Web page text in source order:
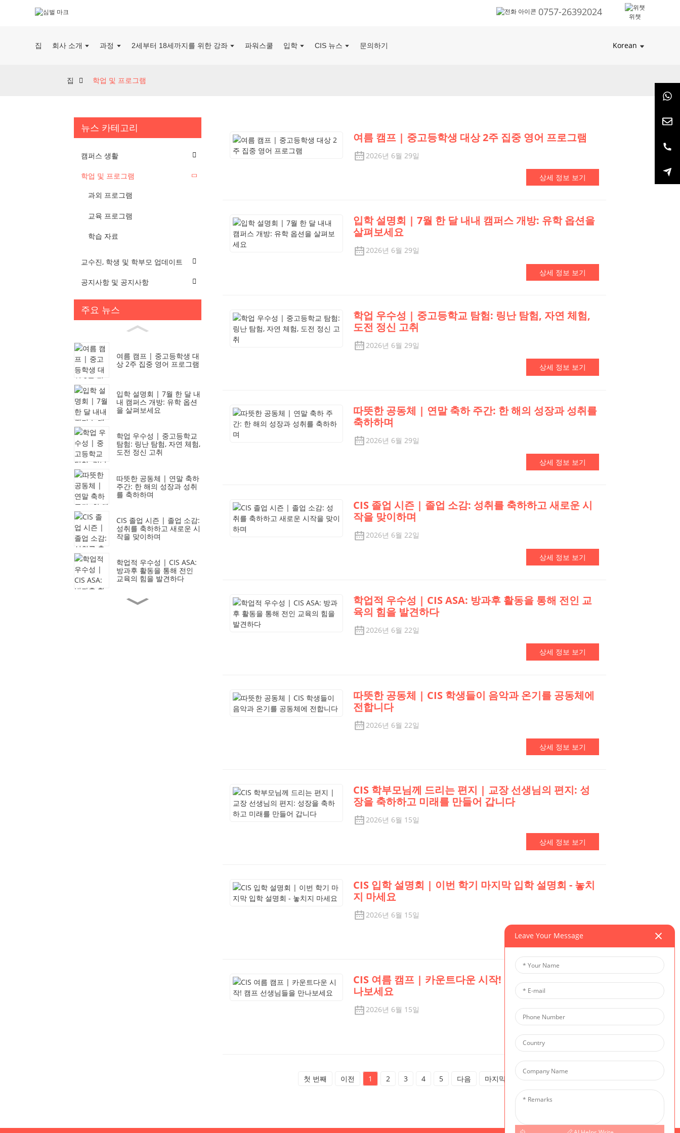
0757-26392024 위챗
집 회사 소개 과정 2세부터 18세까지를 위한 강좌 파워스쿨 입학 CIS 뉴스 문의하기 Korean
집 학업 및 프로그램
뉴스 카테고리
캠퍼스 생활
학업 및 프로그램
과외 프로그램
교육 프로그램
학습 자료
교수진, 학생 및 학부모 업데이트
공지사항 및 공지사항
주요 뉴스
여름 캠프 | 중고등학생 대
상 2주 집중 영어 프로그램
입학 설명회 | 7월 한 달 내
내 캠퍼스 개방: 유학 옵션
을 살펴보세요
학업 우수성 | 중고등학교
탐험: 링난 탐험, 자연 체험,
도전 정신 고취
따뜻한 공동체 | 연말 축하
주간: 한 해의 성장과 성취
를 축하하며
CIS 졸업 시즌 | 졸업 소감:
성취를 축하하고 새로운 시
작을 맞이하며
학업적 우수성 | CIS ASA:
방과후 활동을 통해 전인
교육의 힘을 발견하다
따뜻한 공동체 | CIS 학생
여름 캠프 | 중고등학생 대상 2주 집중 영어 프로그램
2026년 6월 29일
상세 정보 보기
입학 설명회 | 7월 한 달 내내 캠퍼스 개방: 유학 옵션을
살펴보세요
2026년 6월 29일
상세 정보 보기
학업 우수성 | 중고등학교 탐험: 링난 탐험, 자연 체험,
도전 정신 고취
2026년 6월 29일
상세 정보 보기
따뜻한 공동체 | 연말 축하 주간: 한 해의 성장과 성취를
축하하며
2026년 6월 29일
상세 정보 보기
CIS 졸업 시즌 | 졸업 소감: 성취를 축하하고 새로운 시
작을 맞이하며
2026년 6월 22일
상세 정보 보기
학업적 우수성 | CIS ASA: 방과후 활동을 통해 전인 교
육의 힘을 발견하다
2026년 6월 22일
상세 정보 보기
따뜻한 공동체 | CIS 학생들이 음악과 온기를 공동체에
전합니다
2026년 6월 22일
상세 정보 보기
CIS 학부모님께 드리는 편지 | 교장 선생님의 편지: 성
장을 축하하고 미래를 만들어 갑니다
2026년 6월 15일
상세 정보 보기
CIS 입학 설명회 | 이번 학기 마지막 입학 설명회 - 놓치
지 마세요
2026년 6월 15일
상세 정보 보기
CIS 여름 캠프 | 카운트다운 시작! 캠프 선생님들을 만
나보세요
2026년 6월 15일
첫 번째 이전 1 2 3 4 5 다음 마지막 총 8개
Leave Your Message